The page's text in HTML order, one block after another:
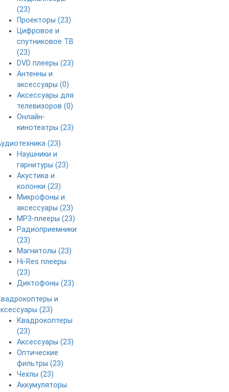
(23)
Проекторы (23)
Цифровое и
спутниковое ТВ
(23)
DVD плееры (23)
Антенны и
аксессуары (0)
Аксессуары для
телевизоров (0)
Онлайн-
кинотеатры (23)
(23)
Наушники и
гарнитуры (23)
Акустика и
колонки (23)
Микрофоны и
аксессуары (23)
MP3-плееры (23)
Радиоприемники
(23)
Магнитолы (23)
Hi-Res плееры
(23)
Диктофоны (23)
и
(23)
Квадрокоптеры
(23)
Аксессуары (23)
Оптические
фильтры (23)
Чехлы (23)
Аккумуляторы